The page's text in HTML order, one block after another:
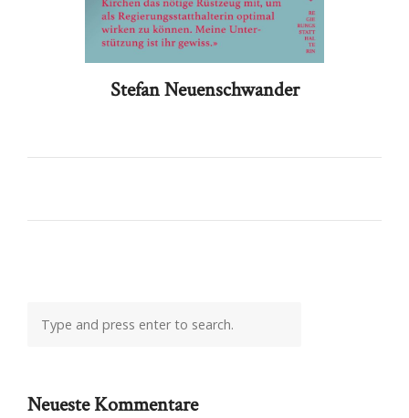
Stefan Neuenschwander
Neueste Kommentare